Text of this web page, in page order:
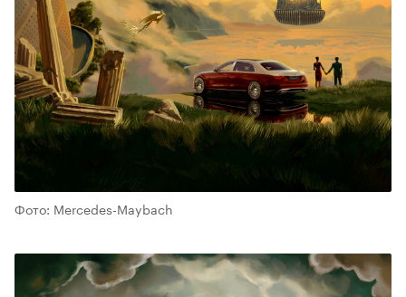
Фото: Mercedes-Maybach